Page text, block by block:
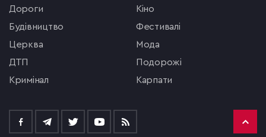
Дороги
будівництво
церква
ДТП
кримінал
кіно
фестивалі
мода
подорожі
Карпати